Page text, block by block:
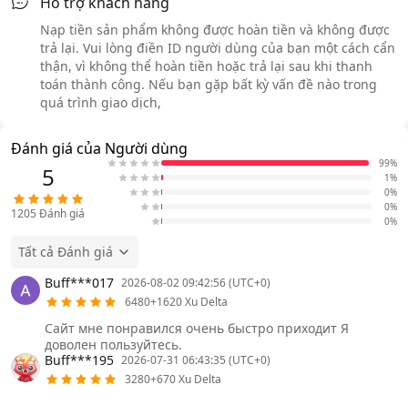
Nạp tiền sản phẩm không được hoàn tiền và không được
trả lại. Vui lòng điền ID người dùng của bạn một cách cẩn
thận, vì không thể hoàn tiền hoặc trả lại sau khi thanh
toán thành công. Nếu bạn gặp bất kỳ vấn đề nào trong
quá trình giao dịch,
Đánh giá của Người dùng
5
1205 Đánh giá
99%
1%
0%
0%
0%
Tất cả Đánh giá
Buff***017 2026-08-02 09:42:56 (UTC+0)
6480+1620 Xu Delta
Сайт мне понравился очень быстро приходит Я
доволен пользуйтесь.
Buff***195 2026-07-31 06:43:35 (UTC+0)
3280+670 Xu Delta